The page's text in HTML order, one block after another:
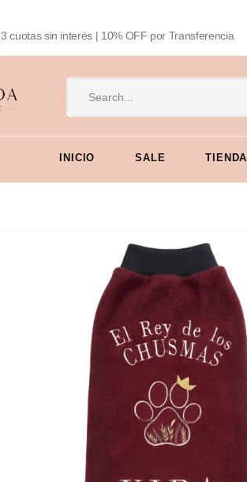
3 cuotas sin interés | 10% OFF por Transferencia
INICIO SALE TIENDA